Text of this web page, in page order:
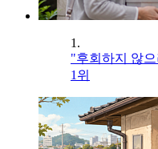
1.
"후회하지 않
1위